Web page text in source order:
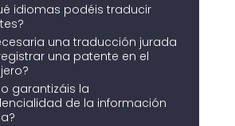
idiomas podéis traducir
una traducción jurada
una patente en el
garantizáis la
de la información